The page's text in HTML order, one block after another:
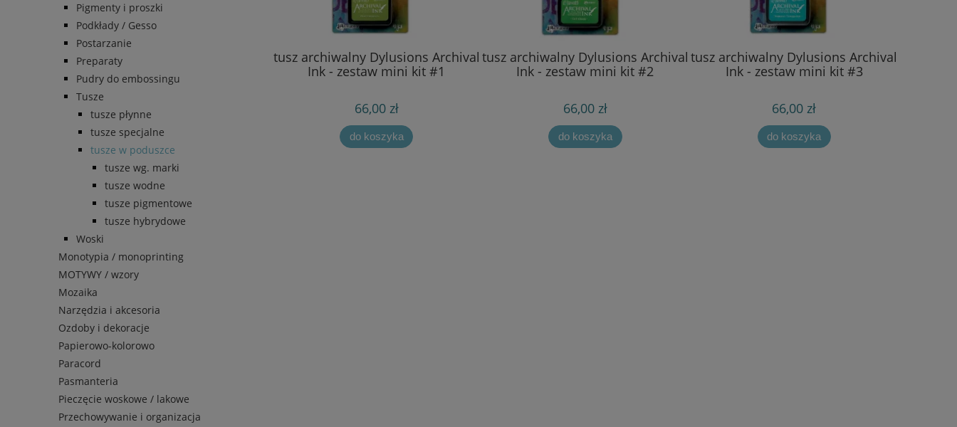
Pigmenty i proszki
Podkłady / Gesso
Postarzanie
Preparaty
Pudry do embossingu
Tusze
tusze płynne
tusze specjalne
tusze w poduszce
tusze wg. marki
tusze wodne
tusze pigmentowe
tusze hybrydowe
Woski
Monotypia / monoprinting
MOTYWY / wzory
Mozaika
Narzędzia i akcesoria
Ozdoby i dekoracje
Papierowo-kolorowo
Paracord
Pasmanteria
Pieczęcie woskowe / lakowe
Przechowywanie i organizacja
tusz archiwalny Dylusions Archival
Ink - zestaw mini kit #1
66,00 zł
do koszyka
tusz archiwalny Dylusions Archival
Ink - zestaw mini kit #2
66,00 zł
do koszyka
tusz archiwalny Dylusions Archival
Ink - zestaw mini kit #3
66,00 zł
do koszyka